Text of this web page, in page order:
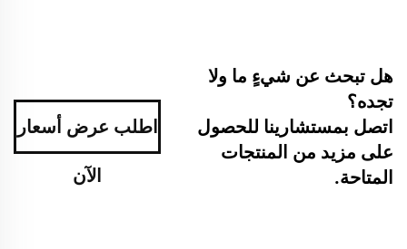
هل تبحث عن شيءٍ ما ولا
تجده؟
اتصل بمستشارينا للحصول
على مزيد من المنتجات
المتاحة.
اطلب عرض أسعار
الآن